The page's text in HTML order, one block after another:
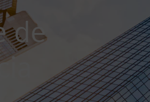
de